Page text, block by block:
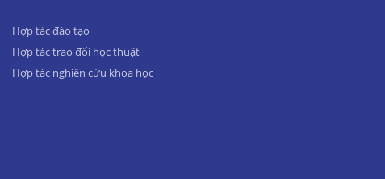
Hợp tác đào tạo
Hợp tác trao đổi học thuật
Hợp tác nghiên cứu khoa học